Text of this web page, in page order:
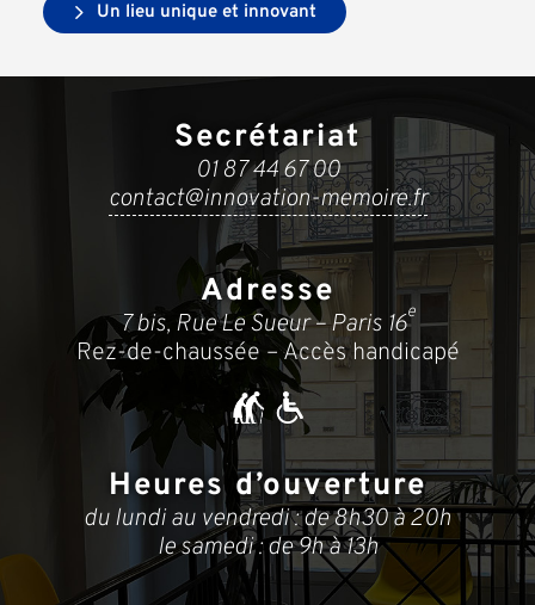
Un lieu unique et innovant
Secrétariat
01 87 44 67 00
contact@innovation-memoire.fr
Adresse
7 bis, Rue Le Sueur – Paris 16e
Rez-de-chaussée – Accès handicapé
Heures d’ouverture
du lundi au vendredi : de 8h30 à 20h
le samedi : de 9h à 13h